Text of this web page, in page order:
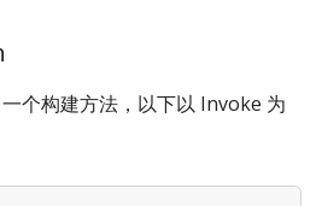
个构建方法，以下以 Invoke 为